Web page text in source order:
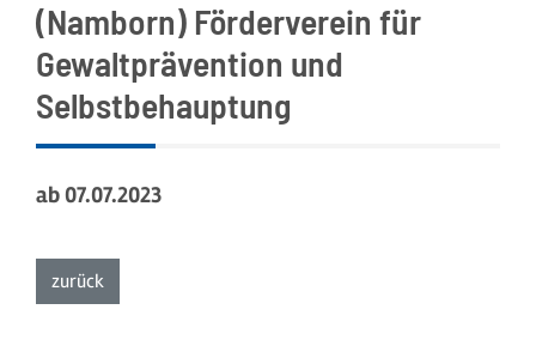
(Namborn) Förderverein für
Gewaltprävention und
Selbstbehauptung
ab07.07.2023
zurück